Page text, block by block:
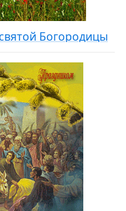
Богородицы